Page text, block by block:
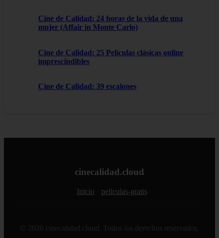
Cine de Calidad: 24 horas de la vida de una
mujer (Affair in Monte Carlo)
Cine de Calidad: 25 Películas clásicas online
imprescindibles
Cine de Calidad: 39 escalones
cinecalidad.cloud
Inicio peliculas-gratis
© 2026 cinecalidad.cloud. Todos los derechos reservados.